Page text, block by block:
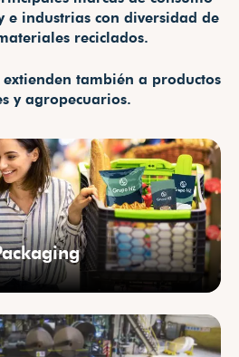
e industrias con diversidad de
reciclados.
extienden también a productos
y agropecuarios.